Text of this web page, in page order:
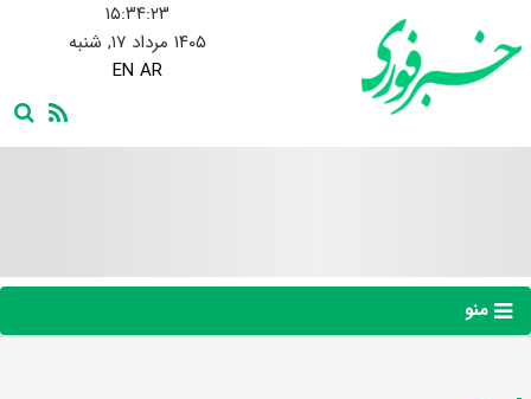
۱۵:۳۴:۲۴
۱۴۰۵ مرداد ۱۷, شنبه
EN AR
منو